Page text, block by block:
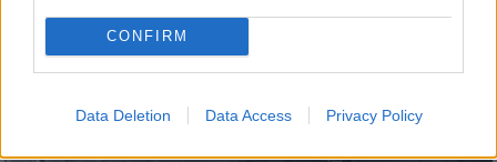
CONFIRM
Data Deletion Data Access Privacy Policy